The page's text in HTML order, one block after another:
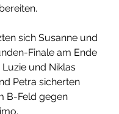
sich Susanne und
Finale am Ende
und Niklas
Petra sicherten
B-Feld gegen